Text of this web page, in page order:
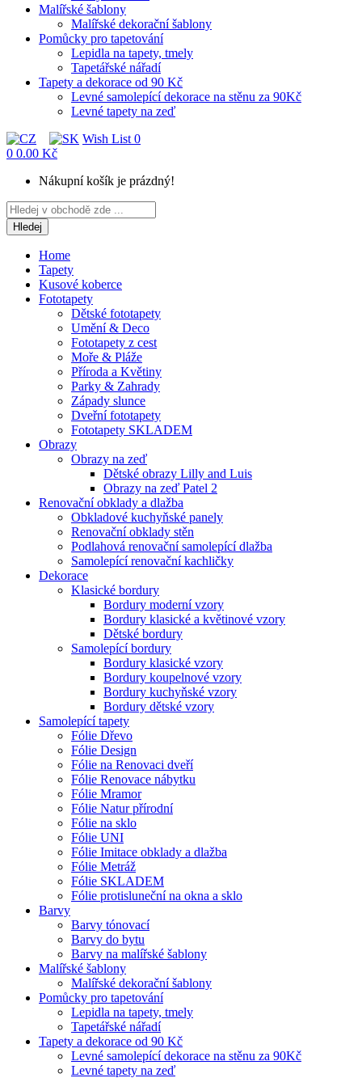
Malířské šablony
Malířské dekorační šablony
Pomůcky pro tapetování
Lepidla na tapety, tmely
Tapetářské nářadí
Tapety a dekorace od 90 Kč
Levné samolepící dekorace na stěnu za 90Kč
Levné tapety na zeď
Wish List 0
0 0.00 Kč
Nákupní košík je prázdný!
Hledej
Home
Tapety
Kusové koberce
Fototapety
Dětské fototapety
Umění & Deco
Fototapety z cest
Moře & Pláže
Příroda a Květiny
Parky & Zahrady
Západy slunce
Dveřní fototapety
Fototapety SKLADEM
Obrazy
Obrazy na zeď
Dětské obrazy Lilly and Luis
Obrazy na zeď Patel 2
Renovační obklady a dlažba
Obkladové kuchyňské panely
Renovační obklady stěn
Podlahová renovační samolepící dlažba
Samolepící renovační kachličky
Dekorace
Klasické bordury
Bordury moderní vzory
Bordury klasické a květinové vzory
Dětské bordury
Samolepící bordury
Bordury klasické vzory
Bordury koupelnové vzory
Bordury kuchyňské vzory
Bordury dětské vzory
Samolepící tapety
Fólie Dřevo
Fólie Design
Fólie na Renovaci dveří
Fólie Renovace nábytku
Fólie Mramor
Fólie Natur přírodní
Fólie na sklo
Fólie UNI
Fólie Imitace obklady a dlažba
Fólie Metráž
Fólie SKLADEM
Fólie protisluneční na okna a sklo
Barvy
Barvy tónovací
Barvy do bytu
Barvy na malířské šablony
Malířské šablony
Malířské dekorační šablony
Pomůcky pro tapetování
Lepidla na tapety, tmely
Tapetářské nářadí
Tapety a dekorace od 90 Kč
Levné samolepící dekorace na stěnu za 90Kč
Levné tapety na zeď